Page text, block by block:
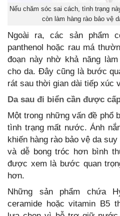
Nếu chăm sóc sai cách, tình trạng
còn làm hàng rào bảo vệ
Ngoài ra, các sản phẩm
panthenol hoặc rau má
đoạn này nhờ khả năng
cho da. Đây cũng là bước
rát sau thời gian dài tiếp xúc
Da sau đi biển cần được
Một trong những vấn đề phổ
tình trạng mất nước. Ánh
khiến hàng rào bảo vệ da
và dễ bong tróc hơn bình
được xem là bước quan
hơn.
Những sản phẩm chứa
ceramide hoặc vitamin B5